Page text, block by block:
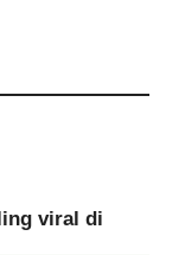
viral di